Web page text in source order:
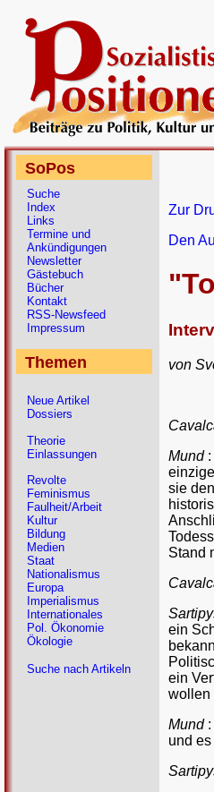
Zur
Den
von
Mund
sie
Stand
ein
ein
wollen
Mund
und
SoPos
Suche
Index
Links
Termine und
Ankündigungen
Newsletter
Gästebuch
Bücher
Kontakt
RSS-Newsfeed
Impressum
Themen
Neue Artikel
Dossiers
Theorie
Einlassungen
Revolte
Feminismus
Faulheit/Arbeit
Kultur
Bildung
Medien
Staat
Nationalismus
Europa
Imperialismus
Internationales
Pol. Ökonomie
Ökologie
Suche nach Artikeln